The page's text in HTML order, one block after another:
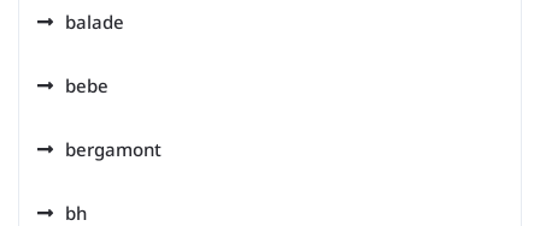
balade
bebe
bergamont
bh